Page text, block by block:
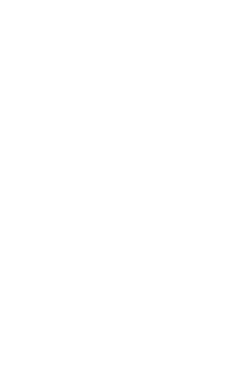
EQUILIBRE